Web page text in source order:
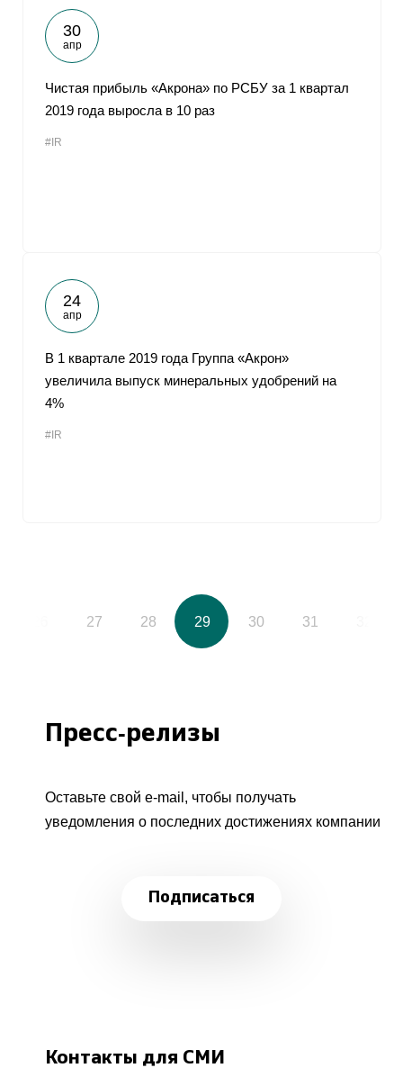
30
апр
Чистая прибыль «Акрона» по РСБУ за 1 квартал
2019 года выросла в 10 раз
#IR
24
апр
В 1 квартале 2019 года Группа «Акрон»
увеличила выпуск минеральных удобрений на
4%
#IR
27 28 29 30 31
Пресс-релизы
Оставьте свой e-mail, чтобы получать
уведомления о последних достижениях компании
Подписаться
Контакты для СМИ